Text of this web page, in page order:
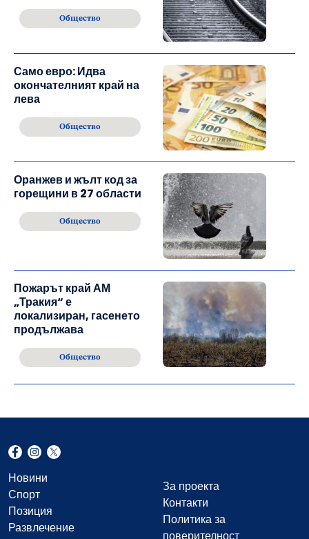
Общество
Само евро: Идва
окончателният край на
лева
Общество
Оранжев и жълт код за
горещини в 27 области
Общество
Пожарът край АМ
„Тракия“ е
локализиран, гасенето
продължава
Общество
Новини
Спорт
Позиция
Развлечение
За проекта
Контакти
Политика за